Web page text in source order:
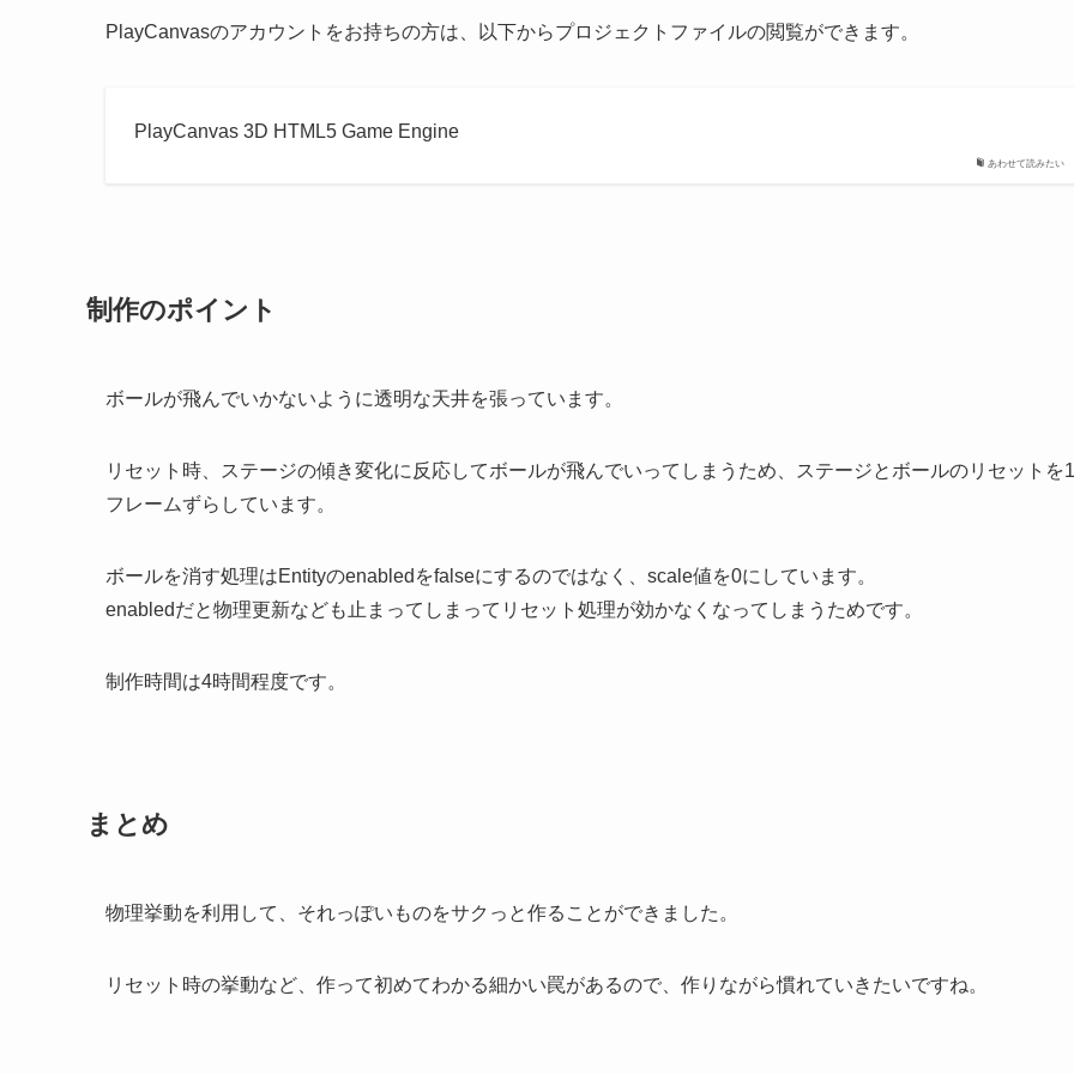
PlayCanvasのアカウントをお持ちの方は、以下からプロジェクトファイルの閲覧ができます。
あわせて読みたい
PlayCanvas 3D HTML5 Game Engine
制作のポイント
ボールが飛んでいかないように透明な天井を張っています。
リセット時、ステージの傾き変化に反応してボールが飛んでいってしまうため、ステージとボールのリセットを1
フレームずらしています。
ボールを消す処理はEntityのenabledをfalseにするのではなく、scale値を0にしています。
enabledだと物理更新なども止まってしまってリセット処理が効かなくなってしまうためです。
制作時間は4時間程度です。
まとめ
物理挙動を利用して、それっぽいものをサクっと作ることができました。
リセット時の挙動など、作って初めてわかる細かい罠があるので、作りながら慣れていきたいですね。